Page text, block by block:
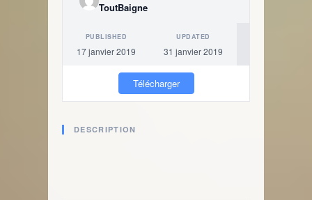
ToutBaigne
PUBLISHED
17 janvier 2019
UPDATED
31 janvier 2019
Télécharger
DESCRIPTION